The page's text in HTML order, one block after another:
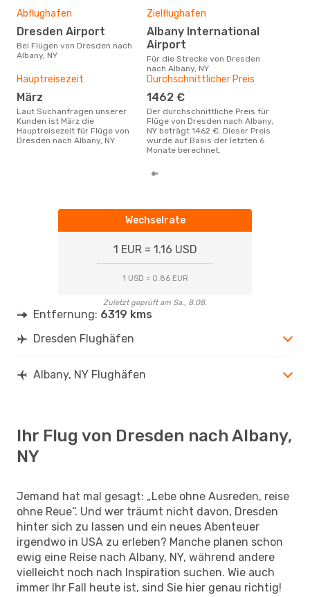
Abflughafen
Dresden Airport
Bei Flügen von Dresden nach
Albany, NY
Zielflughafen
Albany International
Airport
Für die Strecke von Dresden
nach Albany, NY
Hauptreisezeit
März
Laut Suchanfragen unserer
Kunden ist März die
Hauptreisezeit für Flüge von
Dresden nach Albany, NY
Durchschnittlicher Preis
1462 €
Der durchschnittliche Preis für
Flüge von Dresden nach Albany,
NY beträgt 1462 €. Dieser Preis
wurde auf Basis der letzten 6
Monate berechnet.
Wechselrate
1 EUR = 1.16 USD
1 USD = 0.86 EUR
Zuletzt geprüft am Sa., 8.08.
Entfernung: 6319 kms
Dresden Flughäfen
Albany, NY Flughäfen
Ihr Flug von Dresden nach Albany,
NY
Jemand hat mal gesagt: „Lebe ohne Ausreden, reise
ohne Reue“. Und wer träumt nicht davon, Dresden
hinter sich zu lassen und ein neues Abenteuer
irgendwo in USA zu erleben? Manche planen schon
ewig eine Reise nach Albany, NY, während andere
vielleicht noch nach Inspiration suchen. Wie auch
immer Ihr Fall heute ist, sind Sie hier genau richtig!